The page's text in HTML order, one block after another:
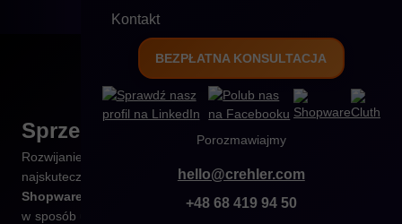
Kontakt
BEZPŁATNA KONSULTACJA
Porozmawiajmy
hello@crehler.com
+48 68 419 94 50
Sprzedawaj bez granic
Rozwijanie sprzedaży na rynki zagraniczne to jeden z
najskuteczniejszych sposobów skalowania e-commerce.
Shopware 6 możesz prowadzić sprzedaż międzynarodową
w sposób uporządkowany, zgodny z przepisami i dostosowany